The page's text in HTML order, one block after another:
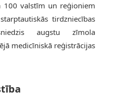
100 valstīm un reģioniem
tirdzniecības
augstu zīmola
medicīniskā reģistrācijas